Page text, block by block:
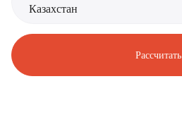
Казахстан
Рассчитать